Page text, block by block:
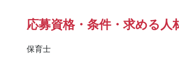
応募資格・条件・求める人
保育士